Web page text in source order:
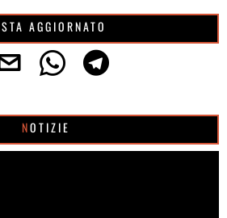
AGGIORNATO
NOTIZIE